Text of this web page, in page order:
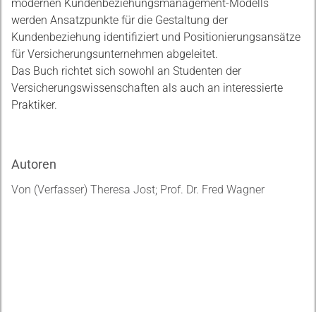
modernen Kundenbeziehungsmanagement-Modells
werden Ansatzpunkte für die Gestaltung der
Kundenbeziehung identifiziert und Positionierungsansätze
für Versicherungsunternehmen abgeleitet.
Das Buch richtet sich sowohl an Studenten der
Versicherungswissenschaften als auch an interessierte
Praktiker.
Autoren
Von (Verfasser) Theresa Jost; Prof. Dr. Fred Wagner